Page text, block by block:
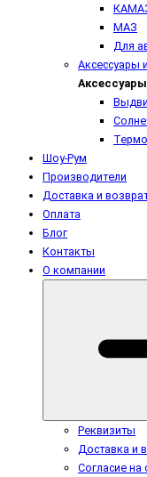
МАЗ
Для
Аксессуары
Аксессуары
Шоу-Рум
Производители
Доставка и
Оплата
Блог
Контакты
О компании
Реквизиты
Доставка и
Согласие на